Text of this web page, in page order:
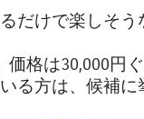
だけで楽しそ
価格は30,000円
る方は、候補に